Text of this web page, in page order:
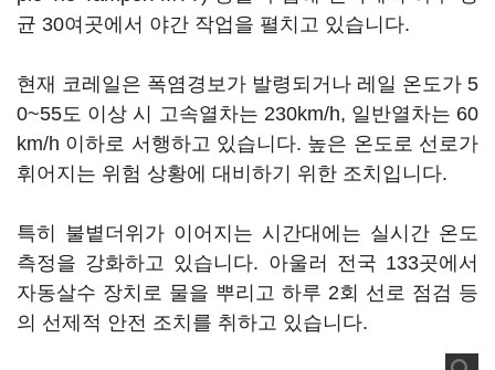
균 30여곳에서 야간 작업을 펼치고 있습니다.
현재 코레일은 폭염경보가 발령되거나 레일 온도가 5
0~55도 이상 시 고속열차는 230km/h, 일반열차는 60
km/h 이하로 서행하고 있습니다. 높은 온도로 선로가
휘어지는 위험 상황에 대비하기 위한 조치입니다.
특히 불볕더위가 이어지는 시간대에는 실시간 온도
측정을 강화하고 있습니다. 아울러 전국 133곳에서
자동살수 장치로 물을 뿌리고 하루 2회 선로 점검 등
의 선제적 안전 조치를 취하고 있습니다.